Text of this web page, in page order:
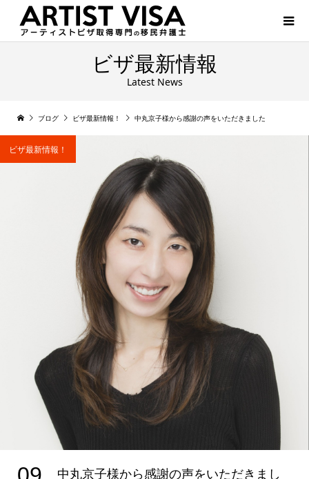
ビザ最新情報
Latest News
ブログ ビザ最新情報！ 中丸京子様から感謝の声をいただきました
ビザ最新情報！
中丸京子様から感謝の声をいただきまし